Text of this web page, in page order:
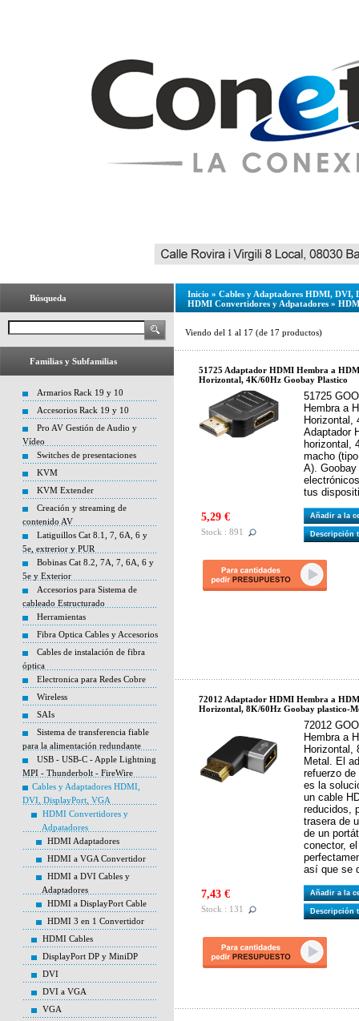
Búsqueda
Familias y Subfamilias
Armarios Rack 19 y 10
Accesorios Rack 19 y 10
Pro AV Gestión de Audio y
Vídeo
Switches de presentaciones
KVM
KVM Extender
Creación y streaming de
contenido AV
Latiguillos Cat 8.1, 7, 6A, 6 y
5e, extrerior y PUR
Bobinas Cat 8.2, 7A, 7, 6A, 6 y
5e y Exterior
Accesorios para Sistema de
cableado Estructurado
Herramientas
Fibra Optica Cables y Accesorios
Cables de instalación de fibra
óptica
Electronica para Redes Cobre
Wireless
SAIs
Sistema de transferencia fiable
para la alimentación redundante
USB - USB-C - Apple Lightning
MPI - Thunderbolt - FireWire
Cables y Adaptadores HDMI,
DVI, DisplayPort, VGA
HDMI Convertidores y
Adpatadores
HDMI Adaptadores
HDMI a VGA Convertidor
HDMI a DVI Cables y
Adaptadores
HDMI a DisplayPort Cable
HDMI 3 en 1 Convertidor
HDMI Cables
DisplayPort DP y MiniDP
DVI
DVI a VGA
VGA
Inicio » Cables y Adaptadores HDMI, DVI,
HDMI Convertidores y Adpatadores »
Viendo del 1 al 17 (de 17 productos)
51725 Adaptador HDMI Hembra a
Horizontal, 4K/60Hz Goobay Plastico
51725
Hembra a
Horizontal,
Adaptador
horizontal,
macho
A).
tus
5,29 €
Stock : 891
Añadir a la
Descripción
72012 Adaptador HDMI Hembra a
Horizontal, 8K/60Hz Goobay plastico-
72012
Hembra a
Horizontal,
Metal. El
refuerzo
es la
un cable
reducidos,
trasera de
de un
conector,
así que se
7,43 €
Stock : 131
Añadir a la
Descripción